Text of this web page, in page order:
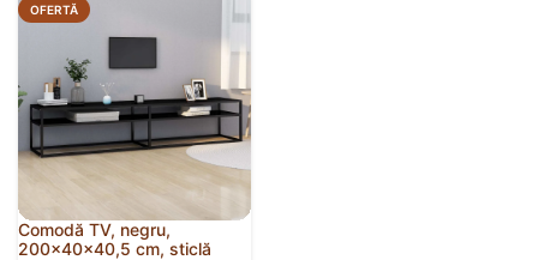
OFERTĂ
Comodă TV, negru,
200x40x40,5 cm, sticlă